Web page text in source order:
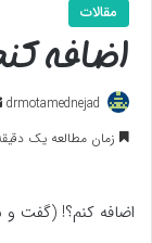
مقالات
اضافه
drmotamednejad
زمان مطالعه یک
اضافه کنم؟! (گفت و